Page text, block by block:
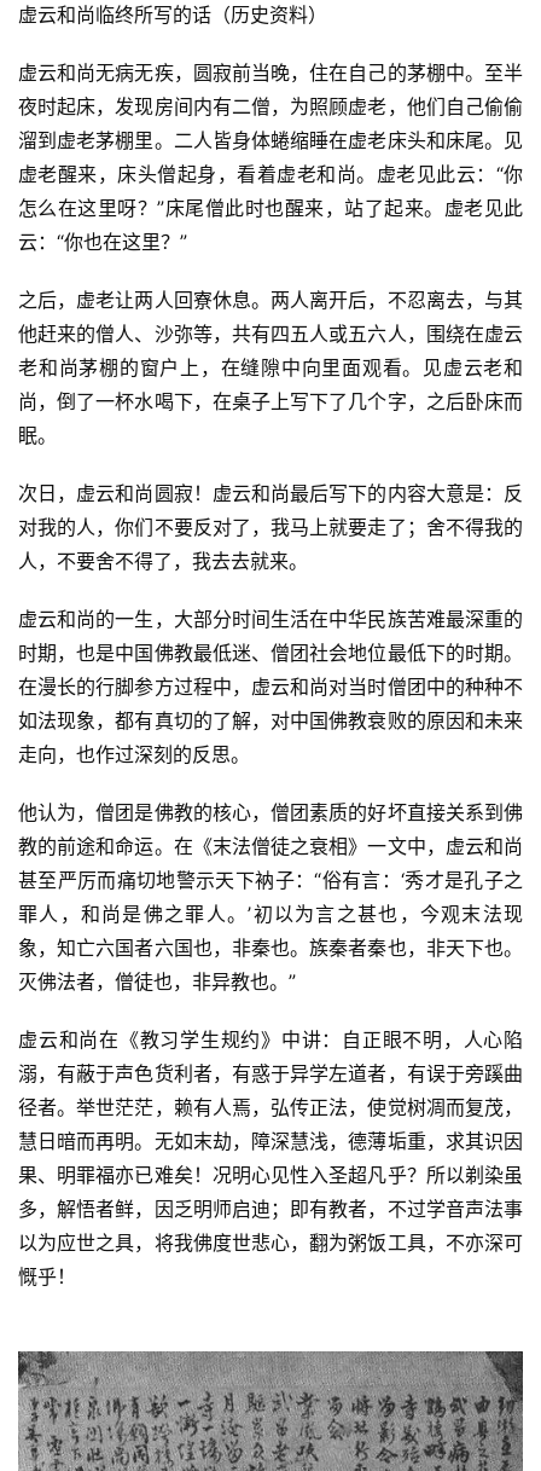
虚云和尚临终所写的话（历史资料）
虚云和尚无病无疾，圆寂前当晚，住在自己的茅棚中。至半
夜时起床，发现房间内有二僧，为照顾虚老，他们自己偷偷
溜到虚老茅棚里。二人皆身体蜷缩睡在虚老床头和床尾。见
虚老醒来，床头僧起身，看着虚老和尚。虚老见此云：“你
怎么在这里呀？”床尾僧此时也醒来，站了起来。虚老见此
云：“你也在这里？”
之后，虚老让两人回寮休息。两人离开后，不忍离去，与其
他赶来的僧人、沙弥等，共有四五人或五六人，围绕在虚云
老和尚茅棚的窗户上，在缝隙中向里面观看。见虚云老和
尚，倒了一杯水喝下，在桌子上写下了几个字，之后卧床而
眠。
次日，虚云和尚圆寂！虚云和尚最后写下的内容大意是：反
对我的人，你们不要反对了，我马上就要走了；舍不得我的
人，不要舍不得了，我去去就来。
虚云和尚的一生，大部分时间生活在中华民族苦难最深重的
时期，也是中国佛教最低迷、僧团社会地位最低下的时期。
在漫长的行脚参方过程中，虚云和尚对当时僧团中的种种不
如法现象，都有真切的了解，对中国佛教衰败的原因和未来
走向，也作过深刻的反思。
他认为，僧团是佛教的核心，僧团素质的好坏直接关系到佛
教的前途和命运。在《末法僧徒之衰相》一文中，虚云和尚
甚至严厉而痛切地警示天下衲子：“俗有言：‘秀才是孔子之
罪人，和尚是佛之罪人。’初以为言之甚也，今观末法现
象，知亡六国者六国也，非秦也。族秦者秦也，非天下也。
灭佛法者，僧徒也，非异教也。”
虚云和尚在《教习学生规约》中讲：自正眼不明，人心陷
溺，有蔽于声色货利者，有惑于异学左道者，有误于旁蹊曲
径者。举世茫茫，赖有人焉，弘传正法，使觉树凋而复茂，
慧日暗而再明。无如末劫，障深慧浅，德薄垢重，求其识因
果、明罪福亦已难矣！况明心见性入圣超凡乎？所以剃染虽
多，解悟者鲜，因乏明师启迪；即有教者，不过学音声法事
以为应世之具，将我佛度世悲心，翻为粥饭工具，不亦深可
慨乎！